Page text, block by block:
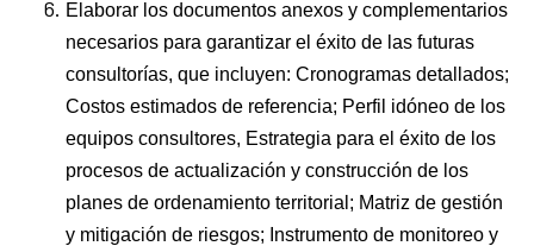
Elaborar los documentos anexos y complementarios
necesarios para garantizar el éxito de las futuras
consultorías, que incluyen: Cronogramas detallados;
Costos estimados de referencia; Perfil idóneo de los
equipos consultores, Estrategia para el éxito de los
procesos de actualización y construcción de los
planes de ordenamiento territorial; Matriz de gestión
y mitigación de riesgos; Instrumento de monitoreo y